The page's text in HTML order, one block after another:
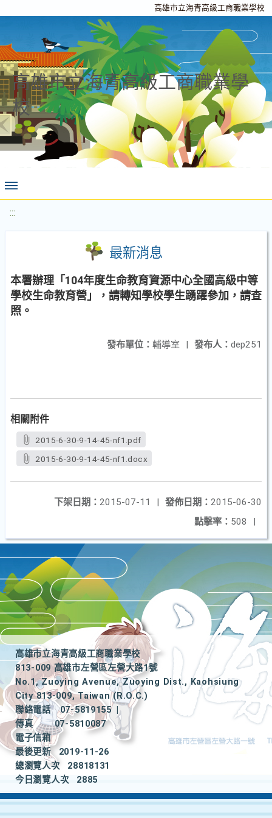
高雄市立海青高級工商職業學校
高雄市立海青高級工商職業學
校
:::
最新消息
本署辦理「104年度生命教育資源中心全國高級中等
學校生命教育營」，請轉知學校學生踴躍參加，請查
照。
發布人： dep251
發布單位： 輔導室 |
相關附件
2015-6-30-9-14-45-nf1.pdf
2015-6-30-9-14-45-nf1.docx
發佈日期： 2015-06-30
下架日期： 2015-07-11
|
點擊率： 508 |
高雄市立海青高級工商職業學校
813-009 高雄市左營區左營大路1號
No.1, Zuoying Avenue, Zuoying Dist., Kaohsiung
City 813-009, Taiwan (R.O.C.)
聯絡電話
07-5819155
|
傳真
07-5810087
電子信箱
最後更新
2019-11-26
總瀏覽人次
28818131
今日瀏覽人次
2885